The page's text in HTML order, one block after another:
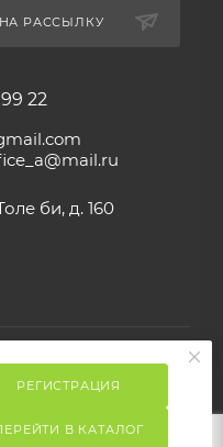
РАССЫЛКУ
22
би, д. 160
РЕГИСТРАЦИЯ
В КАТАЛОГ